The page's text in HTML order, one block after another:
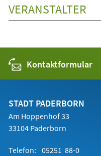
VERANSTALTER
Kontaktformular
STADT PADERBORN
Am Hoppenhof 33
33104 Paderborn
Telefon: 05251 88-0